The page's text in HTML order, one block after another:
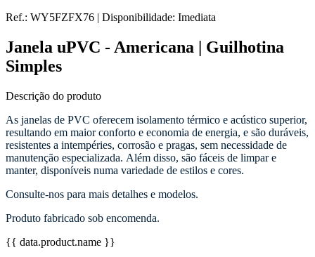
Ref.: WY5FZFX76 | Disponibilidade: Imediata
Janela uPVC - Americana | Guilhotina
Simples
Descrição do produto
As janelas de PVC oferecem isolamento térmico e acústico superior,
resultando em maior conforto e economia de energia, e são duráveis,
resistentes a intempéries, corrosão e pragas, sem necessidade de
manutenção especializada. Além disso, são fáceis de limpar e
manter, disponíveis numa variedade de estilos e cores.
Consulte-nos para mais detalhes e modelos.
Produto fabricado sob encomenda.
{{ data.product.name }}